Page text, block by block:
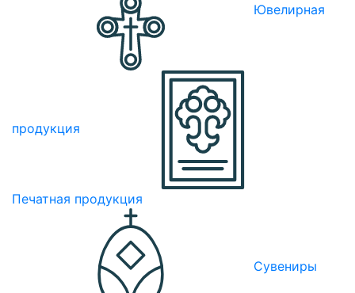
Ювелирная
продукция
Печатная продукция
Сувениры